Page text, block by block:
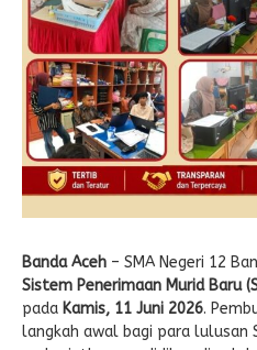
Banda Aceh – SMA Negeri 12
Sistem Penerimaan Murid Baru
pada Kamis, 11 Juni 2026.
langkah awal bagi para lulusan